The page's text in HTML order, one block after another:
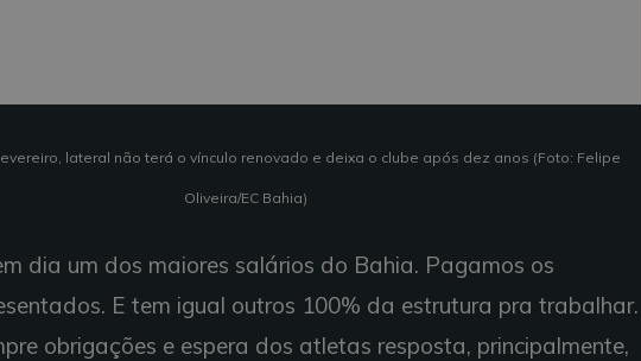
lateral não terá o vínculo renovado e deixa o clube após dez anos (Foto: Felipe
Oliveira/EC Bahia)
dia um dos maiores salários do Bahia. Pagamos os
E tem igual outros 100% da estrutura pra trabalhar.
obrigações e espera dos atletas resposta, principalmente,